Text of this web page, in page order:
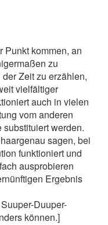
Punkt kommen, an
zu
Zeit zu erzäh­len,
vielfältiger
auch in vielen
vom anderen
substituiert werden.
sagen, bei
funktioniert und
ausprobieren
Ergebnis
Duuper-
können.]